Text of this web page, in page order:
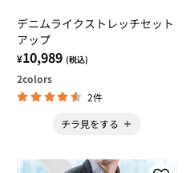
デニムライクストレッチセット
アップ
¥10,989 (税込)
2colors
2件
チラ見をする